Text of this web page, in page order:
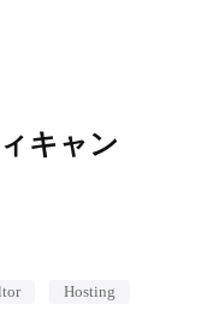
キャン
Hosting